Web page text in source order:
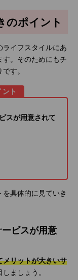
のポイント
ライフスタイルにあ
す。そのためにもチ
す。
ト
スが用意されて
具体的に見ていき
ビスが用意
メリットが大きいサ
ましょう。